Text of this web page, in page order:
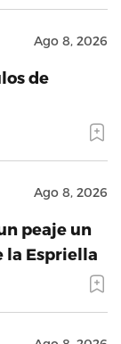
Ago 8, 2026
de
Ago 8, 2026
peaje un
la Espriella